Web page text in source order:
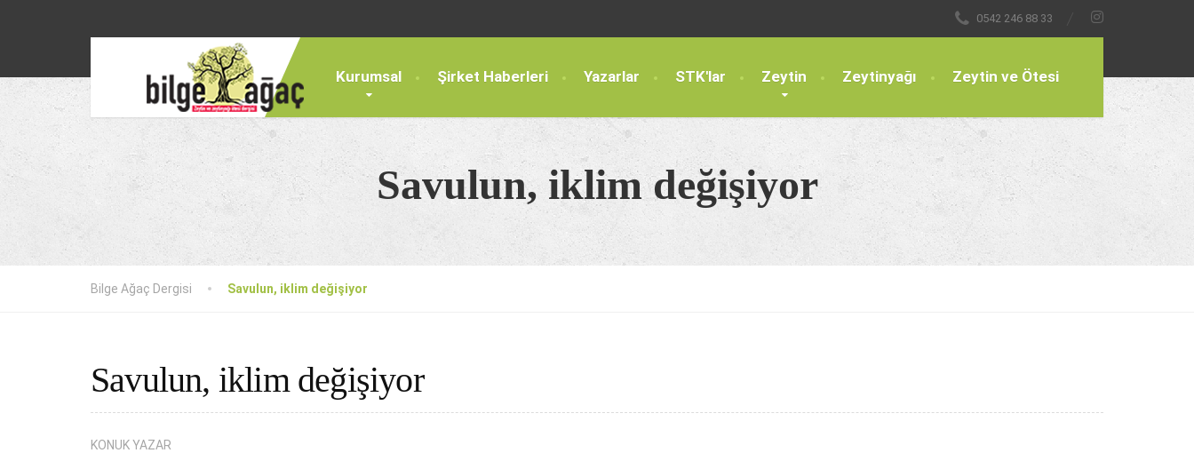
0542 246 88 33
Kurumsal Şirket Haberleri Yazarlar STK'lar Zeytin Zeytinyağı Zeytin ve Ötesi
Savulun, iklim değişiyor
Bilge Ağaç Dergisi Savulun, iklim değişiyor
Savulun, iklim değişiyor
KONUK YAZAR